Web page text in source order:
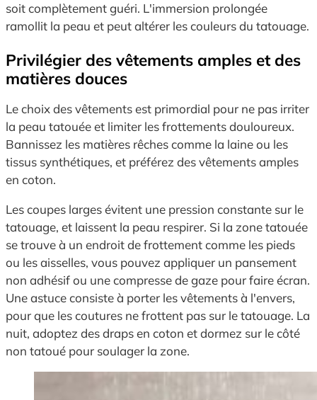
soit complètement guéri. L'immersion prolongée
ramollit la peau et peut altérer les couleurs du tatouage.
Privilégier des vêtements amples et des
matières douces
Le choix des vêtements est primordial pour ne pas irriter
la peau tatouée et limiter les frottements douloureux.
Bannissez les matières rêches comme la laine ou les
tissus synthétiques, et préférez des vêtements amples
en coton.
Les coupes larges évitent une pression constante sur le
tatouage, et laissent la peau respirer. Si la zone tatouée
se trouve à un endroit de frottement comme les pieds
ou les aisselles, vous pouvez appliquer un pansement
non adhésif ou une compresse de gaze pour faire écran.
Une astuce consiste à porter les vêtements à l'envers,
pour que les coutures ne frottent pas sur le tatouage. La
nuit, adoptez des draps en coton et dormez sur le côté
non tatoué pour soulager la zone.